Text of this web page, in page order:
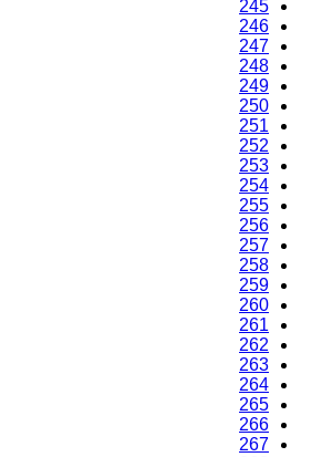
245
246
247
248
249
250
251
252
253
254
255
256
257
258
259
260
261
262
263
264
265
266
267